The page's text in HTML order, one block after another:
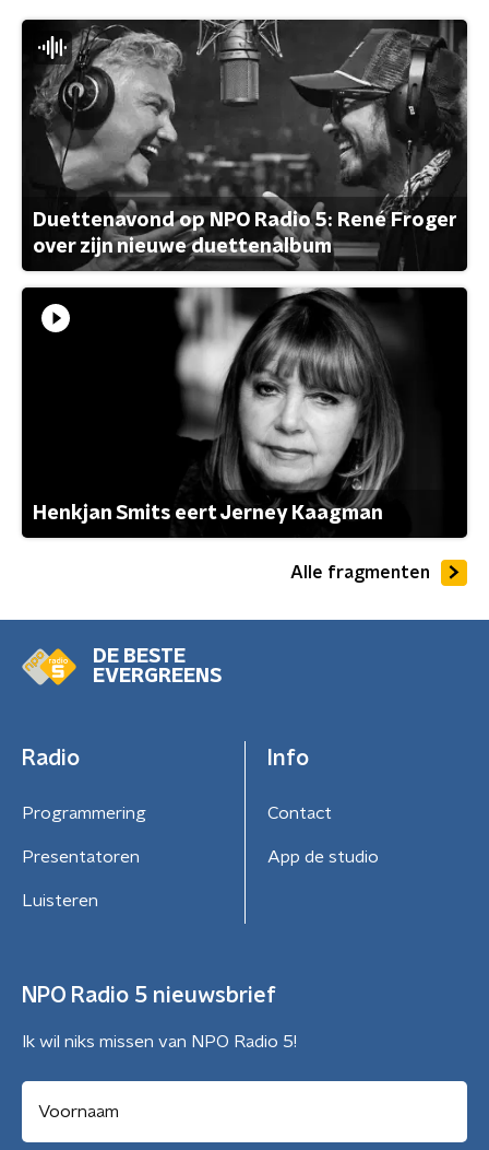
Duettenavond op NPO Radio 5: René Froger
over zijn nieuwe duettenalbum
Henkjan Smits eert Jerney Kaagman
Alle fragmenten
DE BESTE
EVERGREENS
Radio
Programmering
Presentatoren
Luisteren
Info
Contact
App de studio
NPO Radio 5 nieuwsbrief
Ik wil niks missen van NPO Radio 5!